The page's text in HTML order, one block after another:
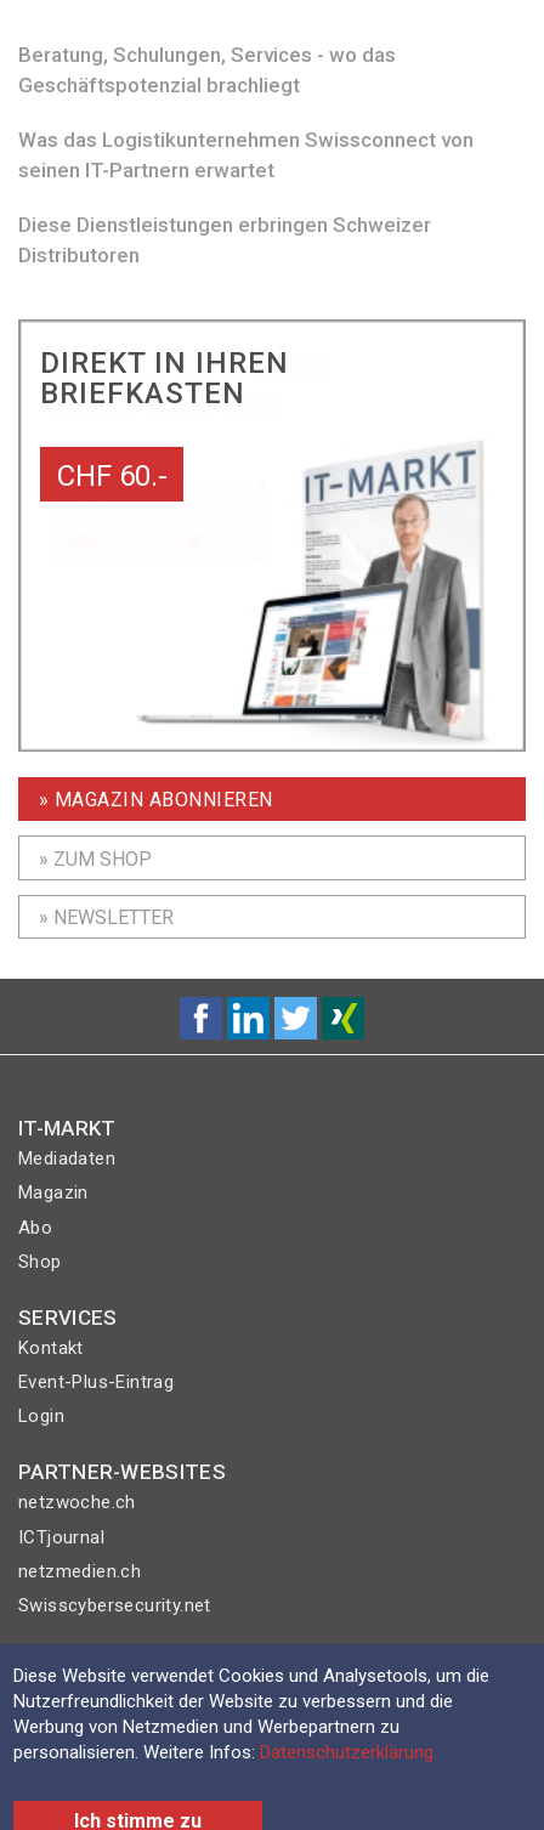
Beratung, Schulungen, Services - wo das
Geschäftspotenzial brachliegt
Was das Logistikunternehmen Swissconnect von
seinen IT-Partnern erwartet
Diese Dienstleistungen erbringen Schweizer
Distributoren
DIREKT IN IHREN
BRIEFKASTEN
CHF 60.-
» MAGAZIN ABONNIEREN
» ZUM SHOP
» NEWSLETTER
IT-MARKT
Mediadaten
Magazin
Abo
Shop
SERVICES
Kontakt
Event-Plus-Eintrag
Login
PARTNER-WEBSITES
netzwoche.ch
ICTjournal
netzmedien.ch
Swisscybersecurity.net
Impressum
AGB
Nutzungsbestimmungen
Diese Website verwendet Cookies und Analysetools, um die
Nutzerfreundlichkeit der Website zu verbessern und die
Werbung von Netzmedien und Werbepartnern zu
personalisieren. Weitere Infos:Datenschutzerklärung
Ich stimme zu